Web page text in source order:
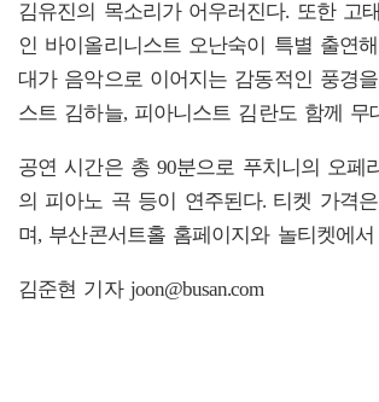
김유진의 목소리가 어우러진다. 또한 고
인 바이올리니스트 오난숙이 특별 출연
대가 음악으로 이어지는 감동적인 풍경
스트 김하늘, 피아니스트 김란도 함께 무
공연 시간은 총 90분으로 푸치니의 오페
의 피아노 곡 등이 연주된다. 티켓 가격
며, 부산콘서트홀 홈페이지와 놀티켓에
김준현 기자 joon@busan.com